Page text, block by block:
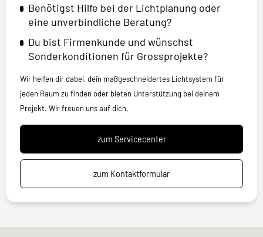
Benötigst Hilfe bei der Lichtplanung oder
eine unverbindliche Beratung?
Du bist Firmenkunde und wünschst
Sonderkonditionen für Grossprojekte?
Wir helfen dir dabei, dein maßgeschneidertes Lichtsystem für
jeden Raum zu finden oder bieten Unterstützung bei deinem
Projekt. Wir freuen uns auf dich.
zum Servicecenter
zum Kontaktformular